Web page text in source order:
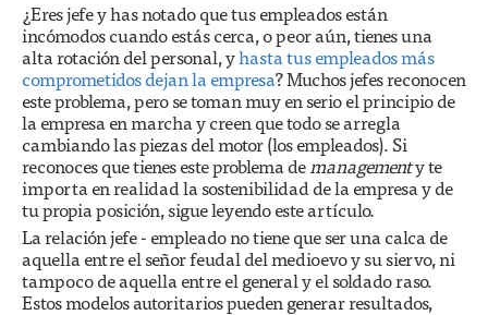
¿Eres jefe y has notado que tus empleados están
incómodos cuando estás cerca, o peor aún, tienes una
alta rotación del personal, yhasta tus empleados más
comprometidos dejan la empresa? Muchos jefes reconocen
este problema, pero se toman muy en serio el principio de
la empresa en marcha y creen que todo se arregla
cambiando las piezas del motor (los empleados). Si
reconoces que tienes este problema demanagementy te
importa en realidad la sostenibilidad de la empresa y de
tu propia posición, sigue leyendo este artículo.
La relación jefe - empleado no tiene que ser una calca de
aquella entre el señor feudal del medioevo y su siervo, ni
tampoco de aquella entre el general y el soldado raso.
Estos modelos autoritarios pueden generar resultados,